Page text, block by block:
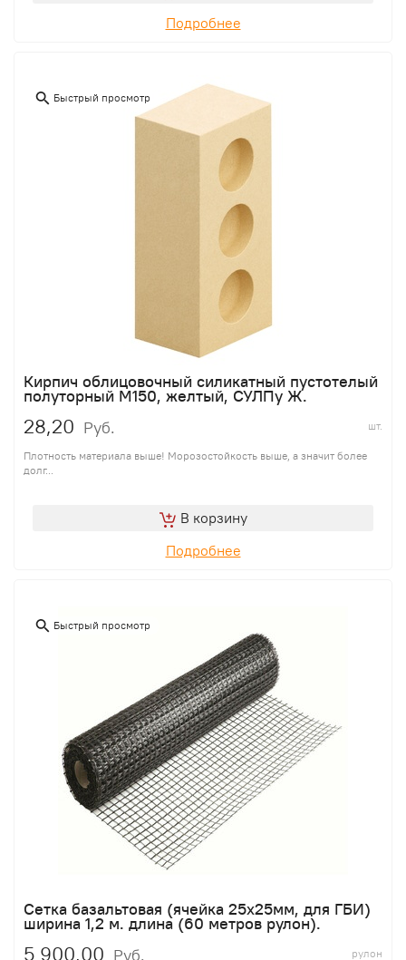
Подробнее
Быстрый просмотр
Кирпич облицовочный силикатный пустотелый
полуторный М150, желтый, СУЛПу Ж.
28,20 Руб. шт.
Плотность материала выше! Морозостойкость выше, а значит более
долг...
В корзину
Подробнее
Быстрый просмотр
Сетка базальтовая (ячейка 25х25мм, для ГБИ)
ширина 1,2 м. длина (60 метров рулон).
5 900,00 Руб. рулон